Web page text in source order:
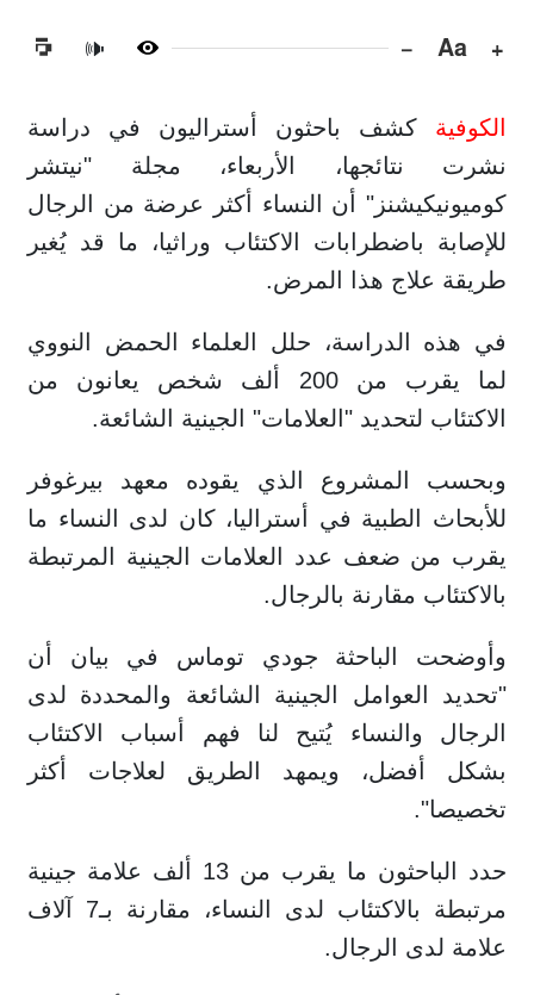
+
Aa
−
🔊
الكوفية كشف باحثون أستراليون في دراسة
نشرت نتائجها، الأربعاء، مجلة "نيتشر
كوميونيكيشنز" أن النساء أكثر عرضة من الرجال
للإصابة باضطرابات الاكتئاب وراثيا، ما قد يُغير
طريقة علاج هذا المرض.
في هذه الدراسة، حلل العلماء الحمض النووي
لما يقرب من 200 ألف شخص يعانون من
الاكتئاب لتحديد "العلامات" الجينية الشائعة.
وبحسب المشروع الذي يقوده معهد بيرغوفر
للأبحاث الطبية في أستراليا، كان لدى النساء ما
يقرب من ضعف عدد العلامات الجينية المرتبطة
بالاكتئاب مقارنة بالرجال.
وأوضحت الباحثة جودي توماس في بيان أن
"تحديد العوامل الجينية الشائعة والمحددة لدى
الرجال والنساء يُتيح لنا فهم أسباب الاكتئاب
بشكل أفضل، ويمهد الطريق لعلاجات أكثر
تخصيصا".
حدد الباحثون ما يقرب من 13 ألف علامة جينية
مرتبطة بالاكتئاب لدى النساء، مقارنة بـ7 آلاف
علامة لدى الرجال.